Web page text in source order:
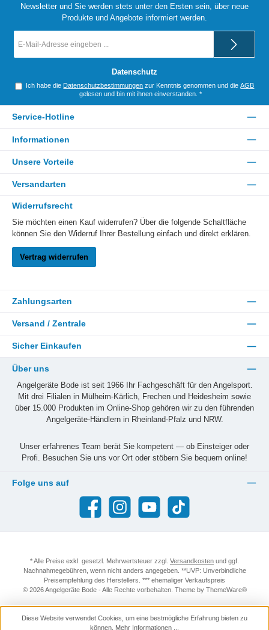
Newsletter und Sie werden stets unter den Ersten sein, über neue
Produkte und Angebote informiert werden.
Mail-
Datenschutz
Ich habe die Datenschutzbestimmungen zur Kenntnis genommen und dieAGB
gelesen und bin mit ihnen einverstanden. *
Service-Hotline
Informationen
Unsere Vorteile
Versandarten
Widerrufsrecht
Sie möchten einen Kauf widerrufen? Über die folgende Schaltfläche
können Sie den Widerruf Ihrer Bestellung einfach und direkt erklären.
Vertrag widerrufen
Zahlungsarten
Versand / Zentrale
Sicher Einkaufen
Über uns
Angelgeräte Bode ist seit 1966 Ihr Fachgeschäft für den Angelsport.
Mit drei Filialen in Mülheim-Kärlich, Frechen und Heidesheim sowie
über 15.000 Produkten im Online-Shop gehören wir zu den führenden
Angelgeräte-Händlern in Rheinland-Pfalz und NRW.
Unser erfahrenes Team berät Sie kompetent — ob Einsteiger oder
Profi. Besuchen Sie uns vor Ort oder stöbern Sie bequem online!
Folge uns auf
Facebook Instagram YouTube TikTok
* Alle Preise exkl. gesetzl. Mehrwertsteuer zzgl. Versandkosten und ggf.
Nachnahmegebühren, wenn nicht anders angegeben. **UVP: Unverbindliche
Preisempfehlung des Herstellers. *** ehemaliger Verkaufspreis
© 2026 Angelgeräte Bode - Alle Rechte vorbehalten. Theme by ThemeWare®
Diese Website verwendet Cookies, um eine bestmögliche Erfahrung bieten zu
können. Mehr Informationen ...